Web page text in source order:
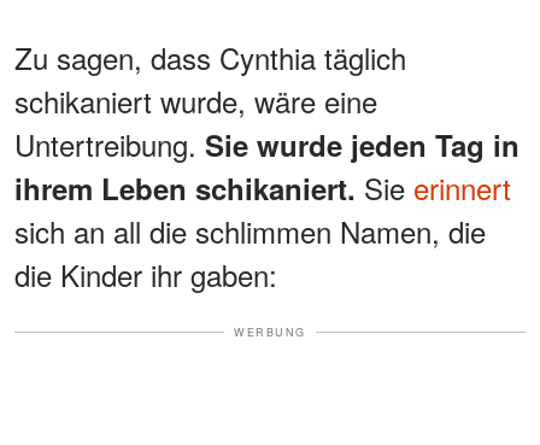
Zu sagen, dass Cynthia täglich
schikaniert wurde, wäre eine
Untertreibung. Sie wurde jeden Tag in
ihrem Leben schikaniert. Sie erinnert
sich an all die schlimmen Namen, die
die Kinder ihr gaben:
WERBUNG